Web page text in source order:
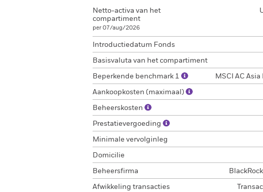
Netto-activa van het
compartiment
per 07/aug/2026
Introductiedatum Fonds
Basisvaluta van het compartiment
Beperkende benchmark 1 MSCI AC
Aankoopkosten (maximaal)
Beheerskosten
Prestatievergoeding
Minimale vervolginleg
Domicilie
Beheersfirma
Afwikkeling transacties